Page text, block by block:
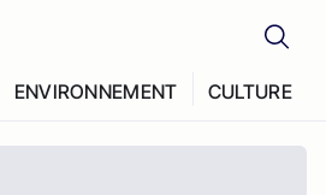
ENVIRONNEMENT CULTURE